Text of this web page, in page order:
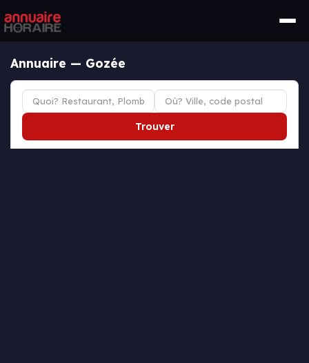
Annuaire — Gozée
Trouver